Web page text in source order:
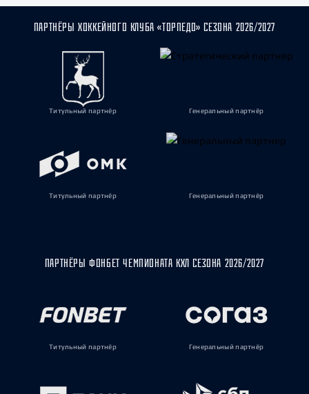
ПАРТНЁРЫ ХОККЕЙНОГО КЛУБА «ТОРПЕДО» СЕЗОНА 2026/2027
Титульный партнёр Генеральный партнёр
Титульный партнёр Генеральный партнёр
ПАРТНЁРЫ ФОНБЕТ ЧЕМПИОНАТА КХЛ СЕЗОНА 2026/2027
Титульный партнёр Генеральный партнёр